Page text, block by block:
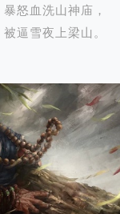
暴怒血洗山神庙，
被逼雪夜上梁山。